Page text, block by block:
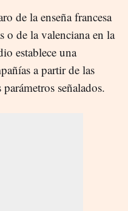
de la enseña francesa
o de la valenciana en la
establece una
a partir de las
señalados.